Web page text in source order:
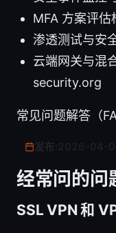
MFA 方案评
渗透测试与安
云端网关与混
security.org
常见问题解答（
经常问的问
SSL VPN 和